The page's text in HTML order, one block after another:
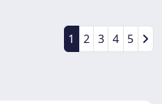
1 2 3 4 5